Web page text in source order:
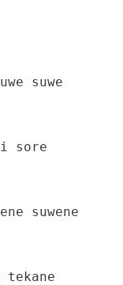
suwe
sore
suwene